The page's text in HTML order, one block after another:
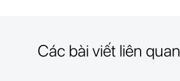
Các bài viết liên quan